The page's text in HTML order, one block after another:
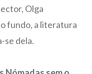
Olga
fundo, a literatura
se dela.